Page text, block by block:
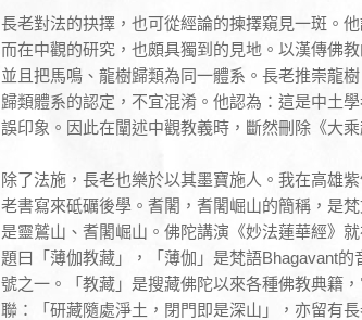
長老對法的抉擇，也可從經論的揀擇窺見一斑。
而在中觀的研究，也頗具獨到的見地。以漢傳佛
並且把馬鳴、龍樹歸類為同一體系。長老推崇龍
歸類體系的認定，不宜混淆。他認為：這是中土
誤印象。因此在闡述中觀教義時，斷然刪除《大
除了法施，長老也樂於以其墨寶施人。我在高雄
老書寫來砥礪後學。耆闍，耆闍崛山的簡稱，是
是靈鷲山、耆闍崛山。佛陀講演《妙法蓮華經》
題曰「薄伽教藏」，「薄伽」是梵語Bhagavant
號之一。「教藏」是搜藏佛陀以來各種佛教典籍
聯：「研藏隨處淨土，閉門即是深山」，亦留有